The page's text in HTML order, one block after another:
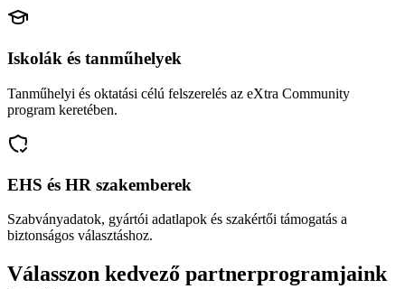
Iskolák és tanműhelyek
Tanműhelyi és oktatási célú felszerelés az eXtra Community
program keretében.
EHS és HR szakemberek
Szabványadatok, gyártói adatlapok és szakértői támogatás a
biztonságos választáshoz.
Válasszon kedvező partnerprogramjaink